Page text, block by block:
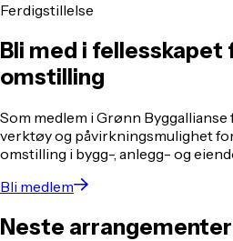
Ferdigstillelse
Bli med i fellesskapet
omstilling
Som medlem i Grønn
verktøy og påvirkningsmulighet
omstilling i bygg-, anlegg- og
Bli medlem
Neste arrangementer